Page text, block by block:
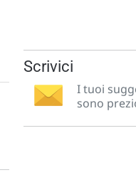
Scrivici
I tuoi
sono